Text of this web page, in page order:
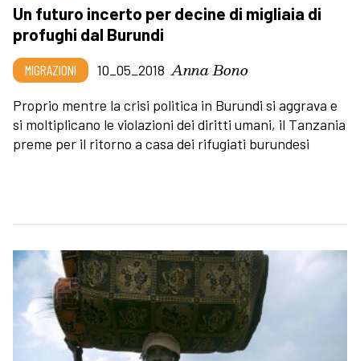
Un futuro incerto per decine di migliaia di
profughi dal Burundi
MIGRAZIONI 10_05_2018 Anna Bono
Proprio mentre la crisi politica in Burundi si aggrava e
si moltiplicano le violazioni dei diritti umani, il Tanzania
preme per il ritorno a casa dei rifugiati burundesi